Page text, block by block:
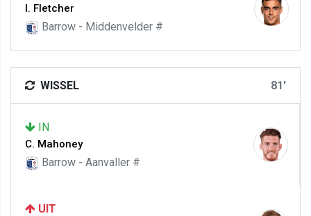
I. Fletcher
Barrow - Middenvelder #
WISSEL 81'
IN
C. Mahoney
Barrow - Aanvaller #
UIT